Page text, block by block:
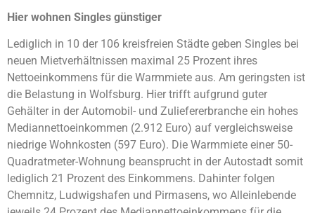
Hier wohnen Singles günstiger
Lediglich in 10 der 106 kreisfreien Städte geben Singles bei
neuen Mietverhältnissen maximal 25 Prozent ihres
Nettoeinkommens für die Warmmiete aus. Am geringsten ist
die Belastung in Wolfsburg. Hier trifft aufgrund guter
Gehälter in der Automobil- und Zuliefererbranche ein hohes
Mediannettoeinkommen (2.912 Euro) auf vergleichsweise
niedrige Wohnkosten (597 Euro). Die Warmmiete einer 50-
Quadratmeter-Wohnung beansprucht in der Autostadt somit
lediglich 21 Prozent des Einkommens. Dahinter folgen
Chemnitz, Ludwigshafen und Pirmasens, wo Alleinlebende